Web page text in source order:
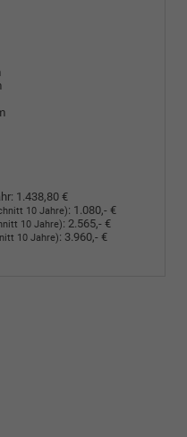
1.438,80 €
10 Jahre): 1.080,- €
10 Jahre): 2.565,- €
10 Jahre): 3.960,- €